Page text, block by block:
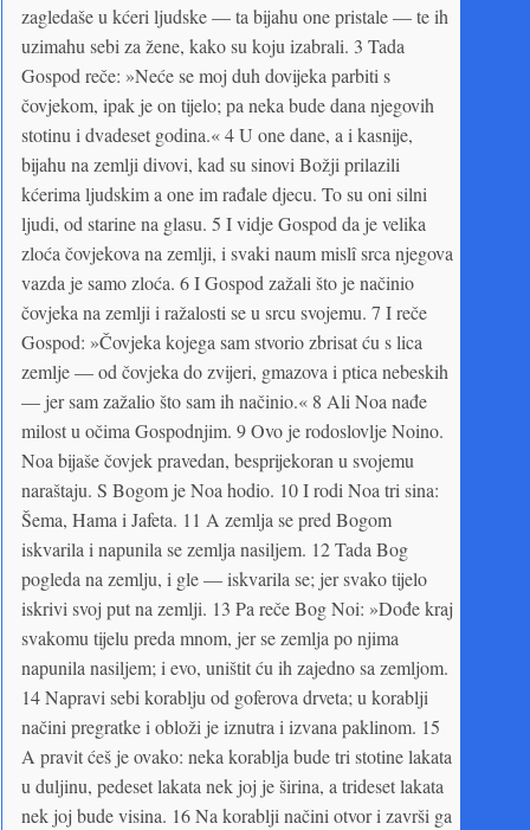
zagledaše u kćeri ljudske — ta bijahu one pristale — te ih
uzimahu sebi za žene, kako su koju izabrali. 3 Tada
Gospod reče: »Neće se moj duh dovijeka parbiti s
čovjekom, ipak je on tijelo; pa neka bude dana njegovih
stotinu i dvadeset godina.« 4 U one dane, a i kasnije,
bijahu na zemlji divovi, kad su sinovi Božji prilazili
kćerima ljudskim a one im rađale djecu. To su oni silni
ljudi, od starine na glasu. 5 I vidje Gospod da je velika
zloća čovjekova na zemlji, i svaki naum mislî srca njegova
vazda je samo zloća. 6 I Gospod zažali što je načinio
čovjeka na zemlji i ražalosti se u srcu svojemu. 7 I reče
Gospod: »Čovjeka kojega sam stvorio zbrisat ću s lica
zemlje — od čovjeka do zvijeri, gmazova i ptica nebeskih
— jer sam zažalio što sam ih načinio.« 8 Ali Noa nađe
milost u očima Gospodnjim. 9 Ovo je rodoslovlje Noino.
Noa bijaše čovjek pravedan, besprijekoran u svojemu
naraštaju. S Bogom je Noa hodio. 10 I rodi Noa tri sina:
Šema, Hama i Jafeta. 11 A zemlja se pred Bogom
iskvarila i napunila se zemlja nasiljem. 12 Tada Bog
pogleda na zemlju, i gle — iskvarila se; jer svako tijelo
iskrivi svoj put na zemlji. 13 Pa reče Bog Noi: »Dođe kraj
svakomu tijelu preda mnom, jer se zemlja po njima
napunila nasiljem; i evo, uništit ću ih zajedno sa zemljom.
14 Napravi sebi korablju od goferova drveta; u korablji
načini pregratke i obloži je iznutra i izvana paklinom. 15
A pravit ćeš je ovako: neka korablja bude tri stotine lakata
u duljinu, pedeset lakata nek joj je širina, a trideset lakata
nek joj bude visina. 16 Na korablji načini otvor i završi ga